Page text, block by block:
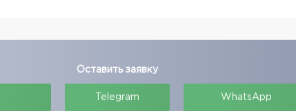
Оставить заявку
Telegram WhatsApp